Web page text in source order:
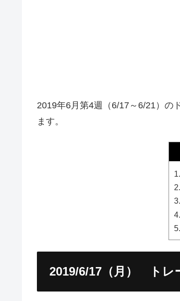
2019年6月第4週（6/17～6/21）の
ます。
2019/6/17（月） トレ